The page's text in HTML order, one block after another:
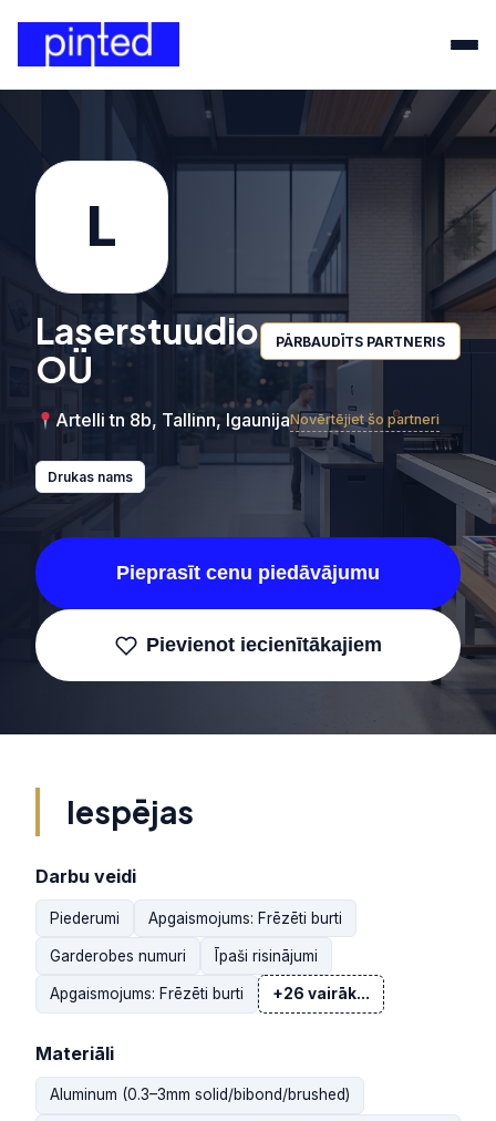
L
Laserstuudio
OÜ
PĀRBAUDĪTS PARTNERIS
Artelli tn 8b, Tallinn, IgaunijaNovērtējiet šo partneri
Drukas nams
Pieprasīt cenu piedāvājumu
Pievienot iecienītākajiem
Iespējas
Darbu veidi
Piederumi Apgaismojums: Frēzēti burti
Garderobes numuri Īpaši risinājumi
Apgaismojums: Frēzēti burti +26 vairāk...
Materiāli
Aluminum (0.3–3mm solid/bibond/brushed)